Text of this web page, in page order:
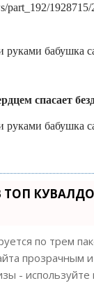
part_192/
спасает
ТОП
по трем
прозрачным
-